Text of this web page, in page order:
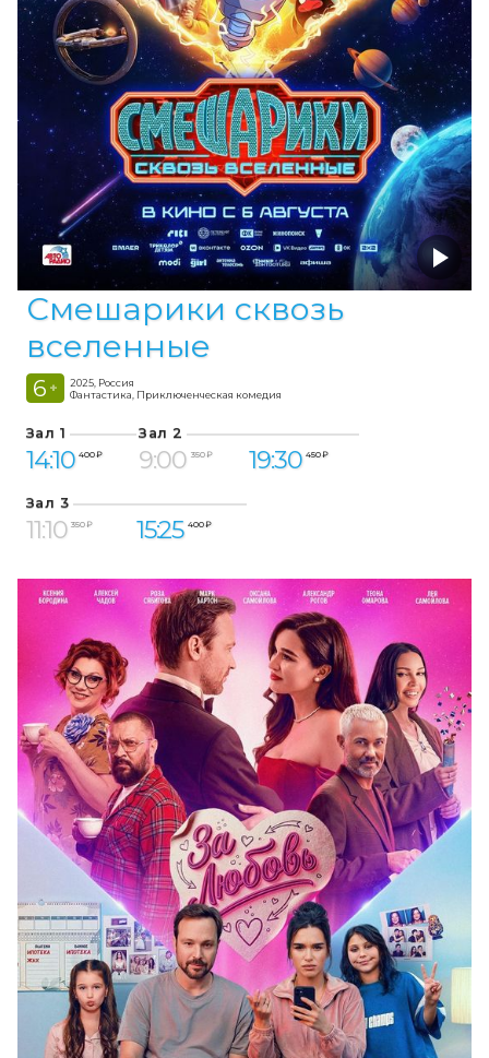
Смешарики сквозь
вселенные
6 +
2025, Россия
Фантастика, Приключенческая комедия
Зал 1
14:10 400 ₽
Зал 2
9:00 350 ₽ 19:30 450 ₽
Зал 3
11:10 350 ₽ 15:25 400 ₽